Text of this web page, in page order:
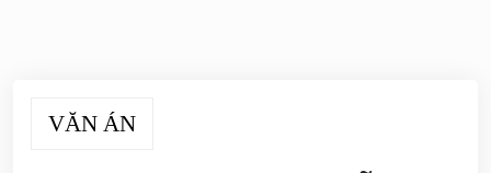
VĂN ÁN